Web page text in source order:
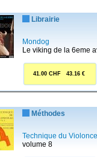
Librairie
Mondog
Le viking de la 6eme
41.00 CHF 43.16 €
Méthodes
Technique du
volume 8